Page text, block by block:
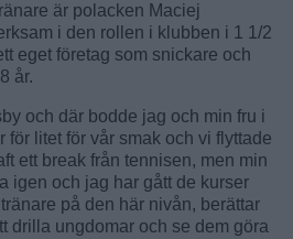
är polacken Maciej
i den rollen i klubben i 1 1/2
eget företag som snickare och
år.
och där bodde jag och min fru i
för litet för vår smak och vi flyttade
ett break från tennisen, men min
igen och jag har gått de kurser
på den här nivån, berättar
drilla ungdomar och se dem göra